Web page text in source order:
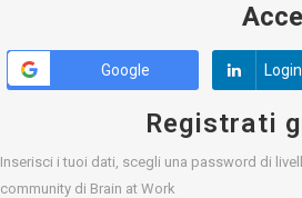
Registrati
Inserisci i tuoi dati, scegli una password di
community di Brain at Work
Google